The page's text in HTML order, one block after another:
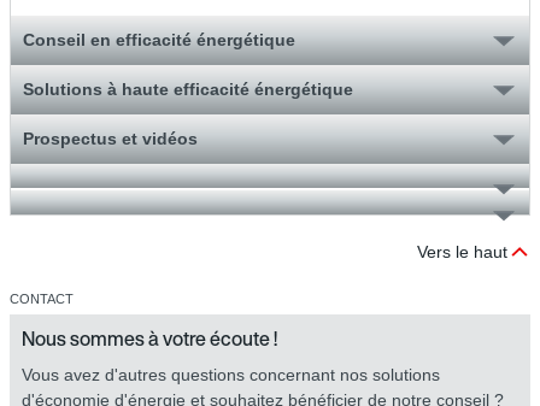
Conseil en efficacité énergétique
Solutions à haute efficacité énergétique
Prospectus et vidéos
Vers le haut
CONTACT
Nous sommes à votre écoute !
Vous avez d'autres questions concernant nos solutions
d'économie d'énergie et souhaitez bénéficier de notre conseil ?